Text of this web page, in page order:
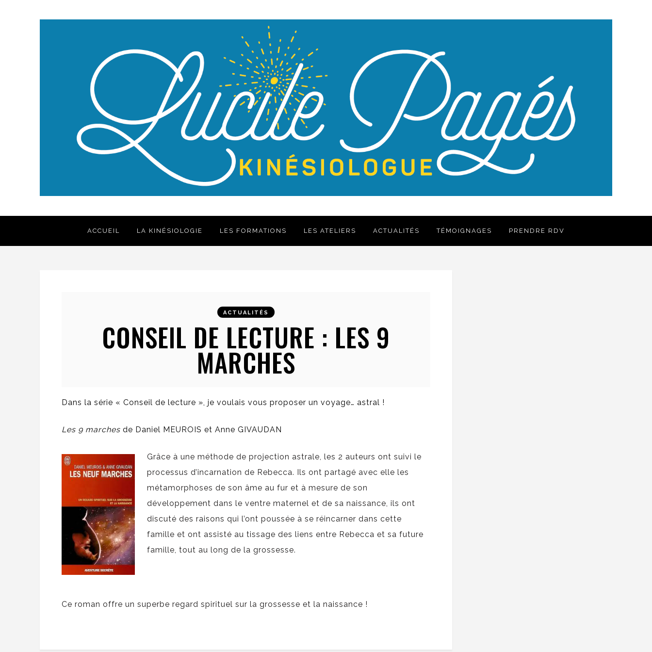
ACCUEIL LA KINÉSIOLOGIE LES FORMATIONS LES ATELIERS ACTUALITÉS TÉMOIGNAGES PRENDRE RDV
ACTUALITÉS
CONSEIL DE LECTURE : LES 9
MARCHES
Dans la série « Conseil de lecture », je voulais vous proposer un voyage… astral !
Les 9 marches de Daniel MEUROIS et Anne GIVAUDAN
Grâce à une méthode de projection astrale, les 2 auteurs ont suivi le
processus d’incarnation de Rebecca. Ils ont partagé avec elle les
métamorphoses de son âme au fur et à mesure de son
développement dans le ventre maternel et de sa naissance, ils ont
discuté des raisons qui l’ont poussée à se réincarner dans cette
famille et ont assisté au tissage des liens entre Rebecca et sa future
famille, tout au long de la grossesse.
Ce roman offre un superbe regard spirituel sur la grossesse et la naissance !